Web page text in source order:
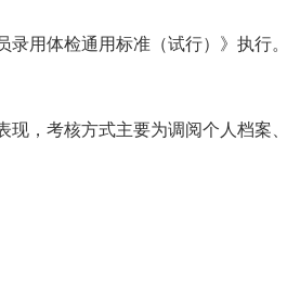
用体检通用标准（试行）》执行
，考核方式主要为调阅个人档案